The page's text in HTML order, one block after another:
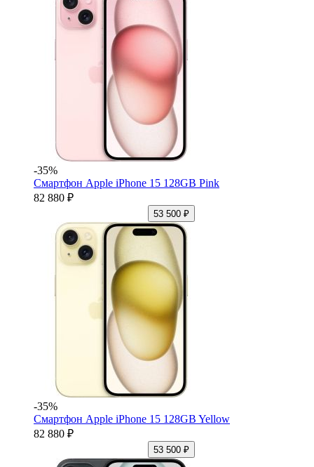
-35%
Смартфон Apple iPhone 15 128GB Pink
82 880 ₽
53 500 ₽
-35%
Смартфон Apple iPhone 15 128GB Yellow
82 880 ₽
53 500 ₽